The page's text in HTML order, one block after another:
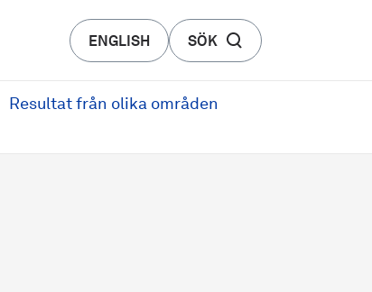
ENGLISH SÖK
Resultat från olika områden